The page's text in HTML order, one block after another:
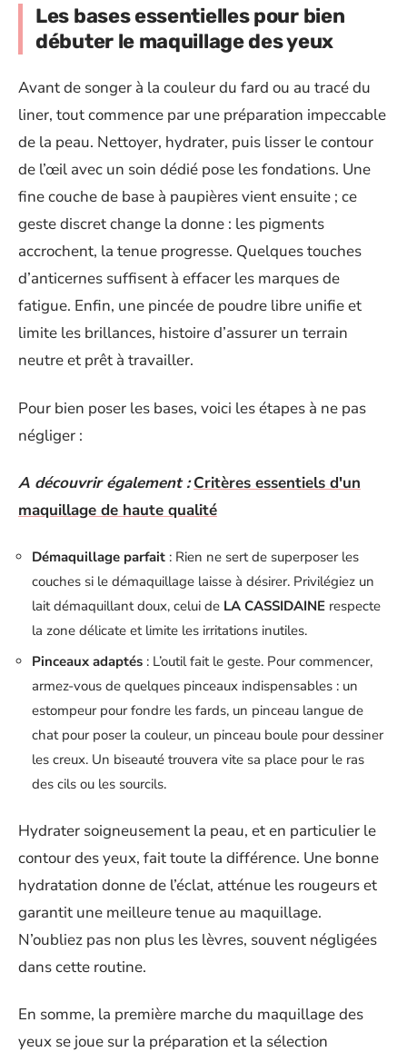
Les bases essentielles pour bien
débuter le maquillage des yeux
Avant de songer à la couleur du fard ou au tracé du
liner, tout commence par une préparation impeccable
de la peau. Nettoyer, hydrater, puis lisser le contour
de l’œil avec un soin dédié pose les fondations. Une
fine couche de base à paupières vient ensuite ; ce
geste discret change la donne : les pigments
accrochent, la tenue progresse. Quelques touches
d’anticernes suffisent à effacer les marques de
fatigue. Enfin, une pincée de poudre libre unifie et
limite les brillances, histoire d’assurer un terrain
neutre et prêt à travailler.
Pour bien poser les bases, voici les étapes à ne pas
négliger :
A découvrir également : Critères essentiels d'un
maquillage de haute qualité
Démaquillage parfait : Rien ne sert de superposer les
couches si le démaquillage laisse à désirer. Privilégiez un
lait démaquillant doux, celui de LA CASSIDAINE respecte
la zone délicate et limite les irritations inutiles.
Pinceaux adaptés : L’outil fait le geste. Pour commencer,
armez-vous de quelques pinceaux indispensables : un
estompeur pour fondre les fards, un pinceau langue de
chat pour poser la couleur, un pinceau boule pour dessiner
les creux. Un biseauté trouvera vite sa place pour le ras
des cils ou les sourcils.
Hydrater soigneusement la peau, et en particulier le
contour des yeux, fait toute la différence. Une bonne
hydratation donne de l’éclat, atténue les rougeurs et
garantit une meilleure tenue au maquillage.
N’oubliez pas non plus les lèvres, souvent négligées
dans cette routine.
En somme, la première marche du maquillage des
yeux se joue sur la préparation et la sélection